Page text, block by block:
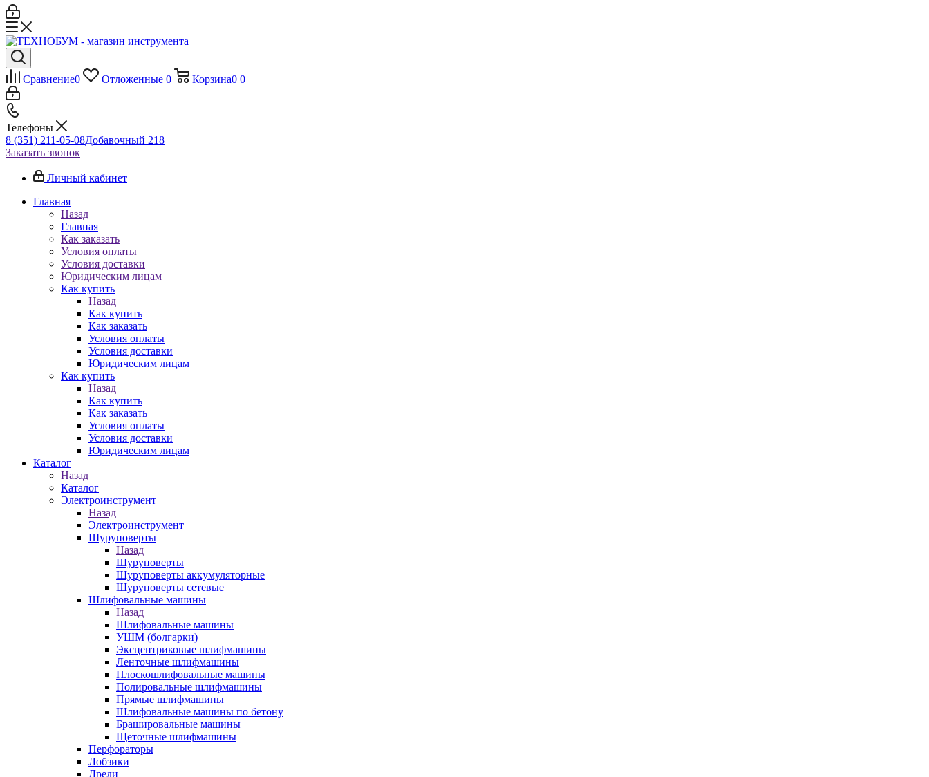
Сравнение0 Отложенные 0 Корзина0 0
Телефоны
8 (351) 211-05-08Добавочный 218
Заказать звонок
Личный кабинет
Главная
Назад
Главная
Как заказать
Условия оплаты
Условия доставки
Юридическим лицам
Как купить
Назад
Как купить
Как заказать
Условия оплаты
Условия доставки
Юридическим лицам
Как купить
Назад
Как купить
Как заказать
Условия оплаты
Условия доставки
Юридическим лицам
Каталог
Назад
Каталог
Электроинструмент
Назад
Электроинструмент
Шуруповерты
Назад
Шуруповерты
Шуруповерты аккумуляторные
Шуруповерты сетевые
Шлифовальные машины
Назад
Шлифовальные машины
УШМ (болгарки)
Эксцентриковые шлифмашины
Ленточные шлифмашины
Плоскошлифовальные машины
Полировальные шлифмашины
Прямые шлифмашины
Шлифовальные машины по бетону
Брашировальные машины
Щеточные шлифмашины
Перфораторы
Лобзики
Дрели